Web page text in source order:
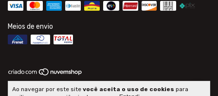
Ao navegar por este site você aceita o uso de cookies para
Meios de envio
direitos reservados.